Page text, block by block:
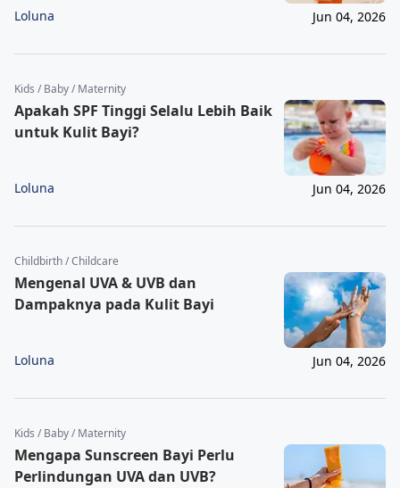
Loluna Jun 04, 2026
Kids / Baby / Maternity
Apakah SPF Tinggi Selalu Lebih Baik
untuk Kulit Bayi?
Loluna Jun 04, 2026
Childbirth / Childcare
Mengenal UVA & UVB dan
Dampaknya pada Kulit Bayi
Loluna Jun 04, 2026
Kids / Baby / Maternity
Mengapa Sunscreen Bayi Perlu
Perlindungan UVA dan UVB?